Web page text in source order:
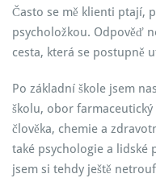
Často se mě klienti ptají,
psycholožkou. Odpověď
cesta, která se postupně
Po základní škole jsem
školu, obor
člověka, chemie a
také psychologie a lidské
jsem si tehdy ještě